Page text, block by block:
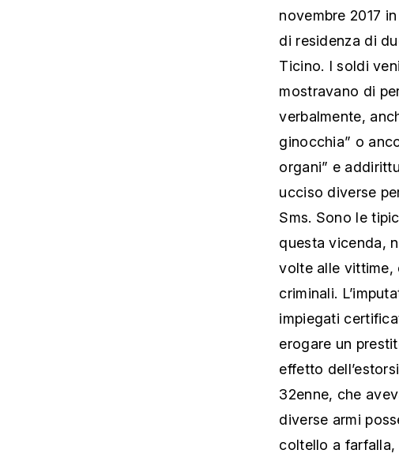
novembre 2017
di residenza di
Ticino. I soldi
mostravano di
verbalmente,
ginocchia” o
organi” e
ucciso diverse
Sms. Sono le
questa vicenda,
volte alle vittime,
criminali.
impiegati
erogare un
effetto
32enne, che
diverse armi
coltello a farfalla,